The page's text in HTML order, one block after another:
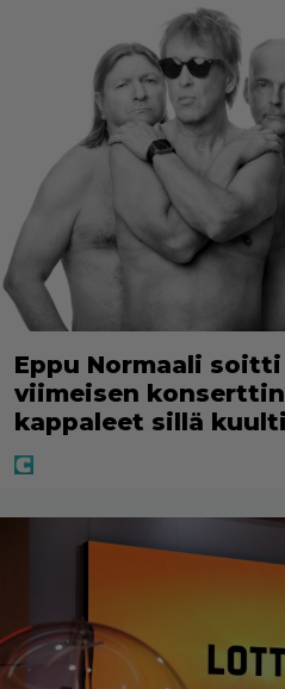
Eppu Normaali
viimeisen
kappaleet sillä